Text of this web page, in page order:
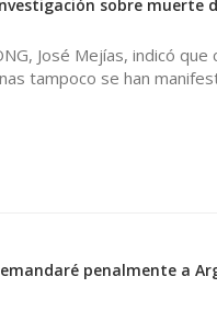
sobre muerte
José Mejías, indicó
tampoco se han
penalmente a